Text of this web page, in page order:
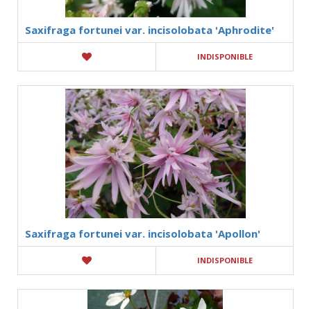
Saxifraga fortunei var. incisolobata 'Aphrodite'
INDISPONIBLE
Saxifraga fortunei var. incisolobata 'Apollon'
INDISPONIBLE